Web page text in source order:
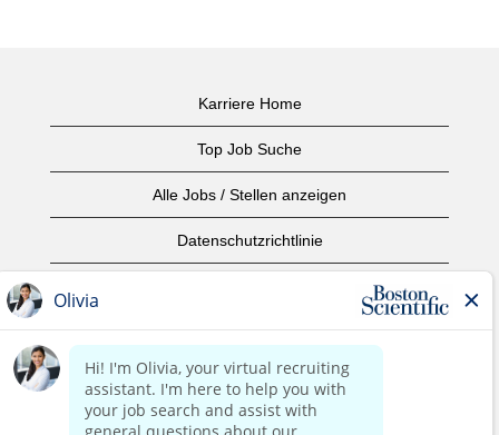
Karriere Home
Top Job Suche
Alle Jobs / Stellen anzeigen
Datenschutzrichtlinie
Urheberrecht
Kontaktieren Sie uns
home page